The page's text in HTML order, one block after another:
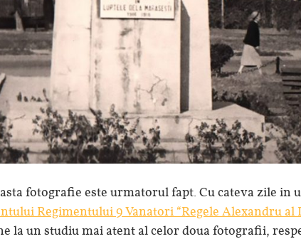
fotografie este urmatorul fapt. Cu cateva zile in
Regimentului 9 Vanatori “Regele Alexandru al
la un studiu mai atent al celor doua fotografii,